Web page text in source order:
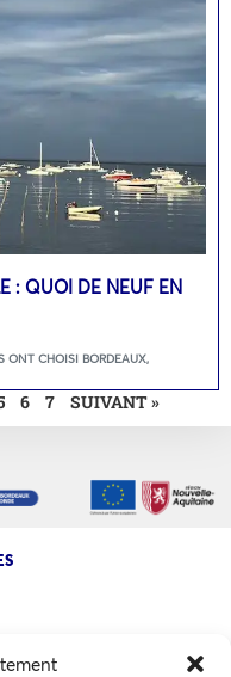
: QUOI DE NEUF EN
ONT CHOISI BORDEAUX,
6 7 SUIVANT »